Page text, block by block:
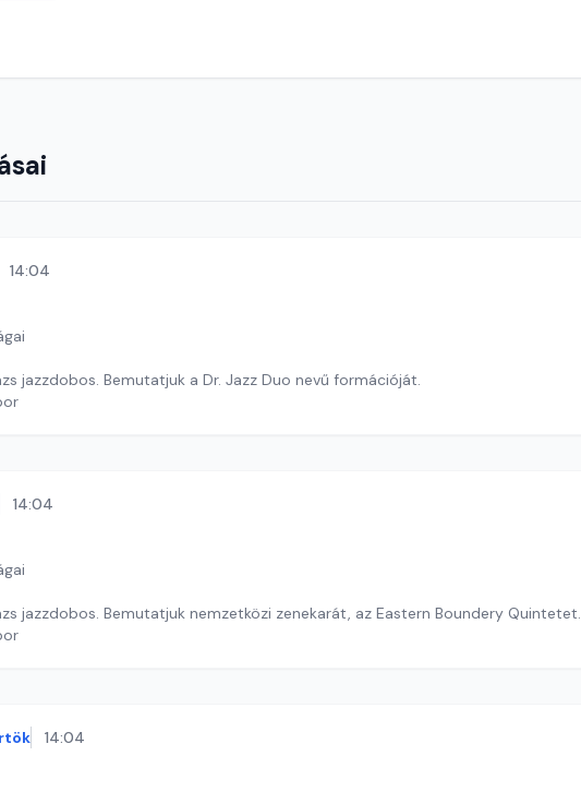
14:04
jazzdobos. Bemutatjuk a Dr. Jazz Duo nevű formációját.
14:04
jazzdobos. Bemutatjuk nemzetközi zenekarát, az Eastern Boundery Quintetet.
14:04